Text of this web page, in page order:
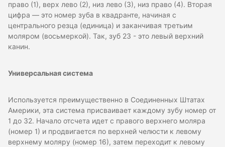
право (1), верх лево (2), низ лево (3), низ право (4). Вторая
цифра — это номер зуба в квадранте, начиная с
центрального резца (единица) и заканчивая третьим
моляром (восьмеркой). Так, зуб 23 - это левый верхний
канин.
Универсальная система
Используется преимущественно в Соединенных Штатах
Америки, эта система присваивает каждому зубу номер от
1 до 32. Начало отсчета идет с правого верхнего моляра
(номер 1) и продвигается по верхней челюсти к левому
верхнему моляру (номер 16), затем переходит к левому